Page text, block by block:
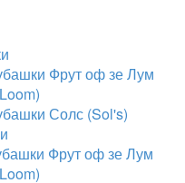
Фрут оф зе Лум
Солс (Sol's)
Фрут оф зе Лум